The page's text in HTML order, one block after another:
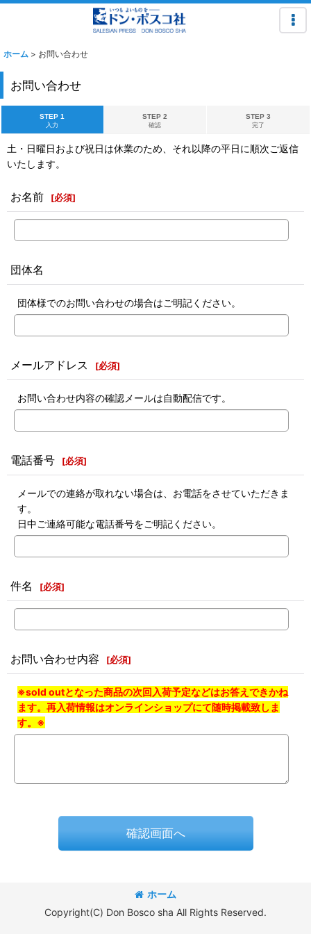
ホーム > お問い合わせ
お問い合わせ
STEP 1
入力
STEP 2
確認
STEP 3
完了
土・日曜日および祝日は休業のため、それ以降の平日に順次ご返信
いたします。
お名前 [必須]
団体名
団体様でのお問い合わせの場合はご明記ください。
メールアドレス [必須]
お問い合わせ内容の確認メールは自動配信です。
電話番号 [必須]
メールでの連絡が取れない場合は、お電話をさせていただきま
す。
日中ご連絡可能な電話番号をご明記ください。
件名 [必須]
お問い合わせ内容 [必須]
※sold outとなった商品の次回入荷予定などはお答えできかね
ます。再入荷情報はオンラインショップにて随時掲載致しま
す。※
確認画面へ
ホーム
Copyright(C) Don Bosco sha All Rights Reserved.